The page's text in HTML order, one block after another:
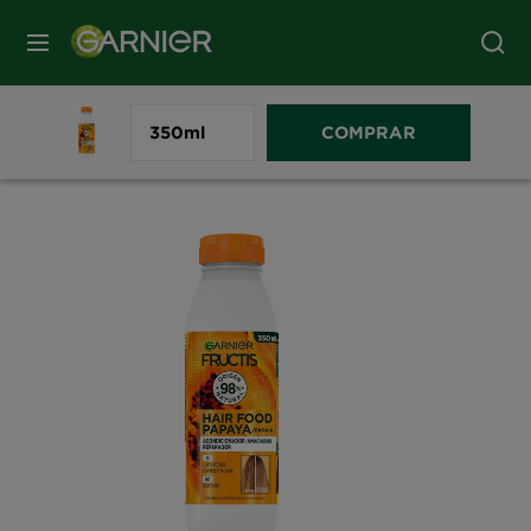
MENU
As Nossas Marcas Hair Food Garnier Fructis
350ml COMPRAR